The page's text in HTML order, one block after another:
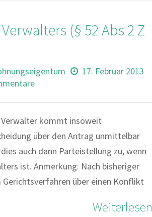
(§ 52 Abs 2 Z
17. Februar 2013
kommt insoweit
über den Antrag unmittelbar
auch dann Parteistellung zu, wenn
ist. Anmerkung: Nach bisheriger
Gerichtsverfahren über einen Konflikt
Weiterlesen